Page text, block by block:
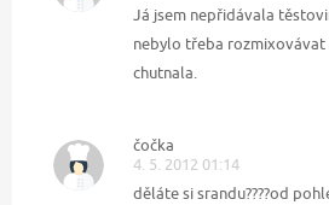
Já jsem nepřidávala
nebylo třeba rozmixovávat
chutnala.
čočka
4. 5. 2012 01:14
děláte si srandu????od